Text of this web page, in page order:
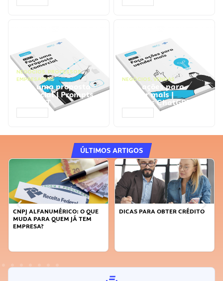
NEGÓCIOS, PROCESSOS
EMPRESARIAIS
Faça uma proposta
comercial | Prompts
ChatGPT
NEGÓCIOS, VENDAS
Faça ações para
vender mais |
Prompts ChatGPT
ÚLTIMOS ARTIGOS
O QUE
JÁ TEM
DICAS PARA OBTER CRÉDITO
FAÇA A